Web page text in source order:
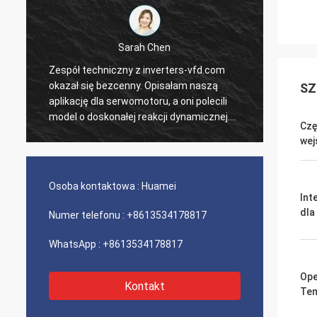
Sarah Chen
Zespół techniczny z inverters-vfd.com
okazał się bezcenny. Opisałam naszą
aplikację dla serwomotoru, a oni polecili
model o doskonałej reakcji dynamicznej.
Instalacja przebiegła bezproblemowo, a
PLC i
Osoba kontaktowa : Huamei
Numer telefonu : +8613534178817
WhatsApp : +8613534178817
Kontakt
dla